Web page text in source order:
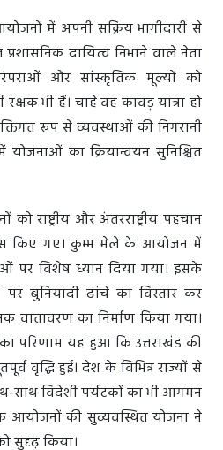
में अपनी सक्रिय भागीदारी से
दायित्व निभाने वाले नेता
और सांस्कृतिक मूल्यों को
भी हैं। चाहे वह कावड़ यात्रा हो
रूप से व्यवस्थाओं की निगरानी
का क्रियान्वयन सुनिश्चित
राष्ट्रीय और अंतरराष्ट्रीय पहचान
किए गए। कुम्भ मेले के आयोजन में
पर विशेष ध्यान दिया गया। इसके
पर बुनियादी ढांचे का विस्तार कर
वातावरण का निर्माण किया गया।
परिणाम यह हुआ कि उत्तराखंड की
वृद्धि हुई। देश के विभिन्न राज्यों से
साथ विदेशी पर्यटकों का भी आगमन
आयोजनों की सुव्यवस्थित योजना ने
सुदृढ़ किया।